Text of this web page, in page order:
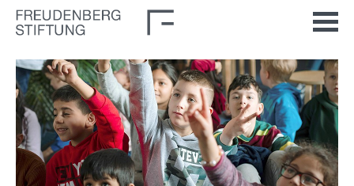
Startseite
Aktuelles
Journal
Impulse